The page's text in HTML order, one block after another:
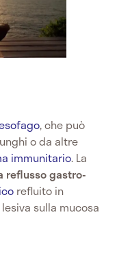
, che può
o da altre
immunitario. La
reflusso gastro-
refluito in
sulla mucosa